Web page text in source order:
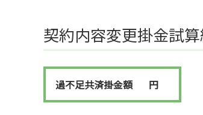
契約内容変更掛金試算
過不足共済掛金額 円